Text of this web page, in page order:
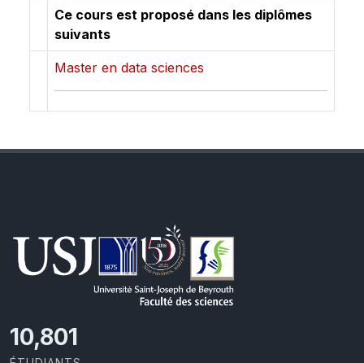
Ce cours est proposé dans les diplômes
suivants
Master en data sciences
11,727